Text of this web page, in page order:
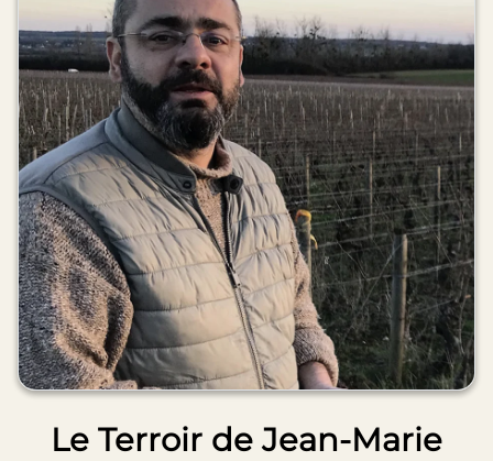
Le Terroir de Jean-Marie